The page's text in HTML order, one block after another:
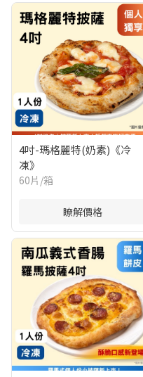
4吋-瑪格麗特(奶素)《冷
凍》
60片/箱
瞭解價格